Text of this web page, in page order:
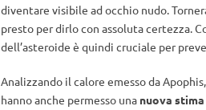
diventare visibile ad occhio nudo.
presto per dirlo con assoluta certezza.
dell’asteroide è quindi cruciale per
Analizzando il calore emesso da
hanno anche permesso unanuova stima